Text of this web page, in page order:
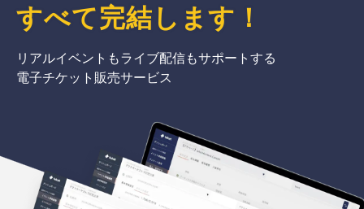
すべて完結 します ！
リアルイベントもライブ配信もサポートする
電子チケット販売サービス